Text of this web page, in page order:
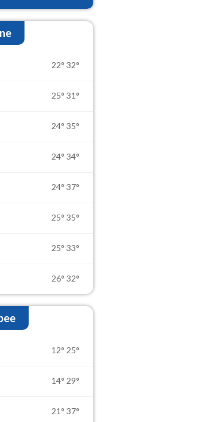
22° 32°
25° 31°
24° 35°
24° 34°
24° 37°
25° 35°
25° 33°
26° 32°
12° 25°
14° 29°
21° 37°